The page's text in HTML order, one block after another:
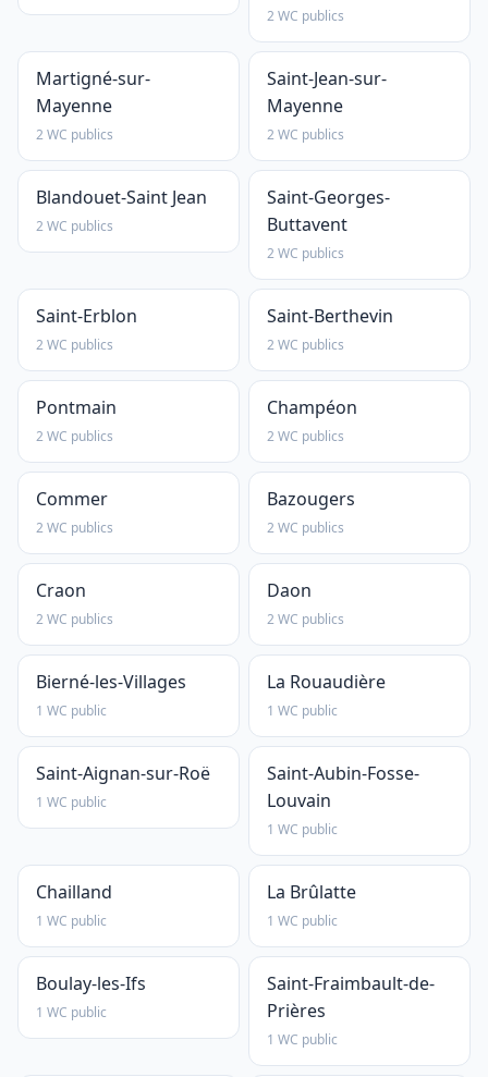
2 WC publics
Martigné-sur-
Mayenne
2 WC publics
Saint-Jean-sur-
Mayenne
2 WC publics
Blandouet-Saint Jean
2 WC publics
Saint-Georges-
Buttavent
2 WC publics
Saint-Erblon
2 WC publics
Saint-Berthevin
2 WC publics
Pontmain
2 WC publics
Champéon
2 WC publics
Commer
2 WC publics
Bazougers
2 WC publics
Craon
2 WC publics
Daon
2 WC publics
Bierné-les-Villages
1 WC public
La Rouaudière
1 WC public
Saint-Aignan-sur-Roë
1 WC public
Saint-Aubin-Fosse-
Louvain
1 WC public
Chailland
1 WC public
La Brûlatte
1 WC public
Boulay-les-Ifs
1 WC public
Saint-Fraimbault-de-
Prières
1 WC public